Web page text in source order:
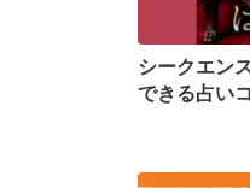
シークエン
できる占い